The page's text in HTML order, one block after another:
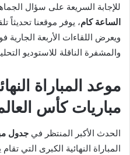
للإجابة السريعة على سؤال
الساعة كام، يوفر موقعنا تحديثاً
ويعرض اللقاءات الأربعة الجارية
والمشفرة الناقلة للاستوديو
موعد المباراة
مباريات كأس العالم
الحدث الأكبر المنتظر في جدول